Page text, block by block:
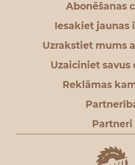
Abonēšanas
Iesakiet jaunas
Uzrakstiet mums
Uzaiciniet savus
Reklāmas
Partneri